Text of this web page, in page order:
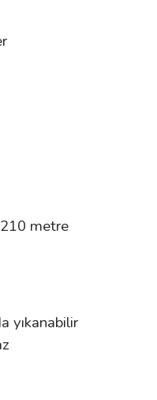
metre
yıkanabilir